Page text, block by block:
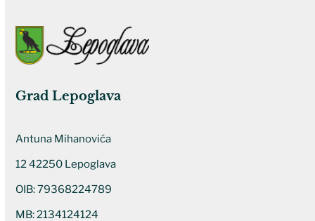
Grad Lepoglava
Antuna Mihanovića
12 42250 Lepoglava
OIB: 79368224789
MB: 2134124124